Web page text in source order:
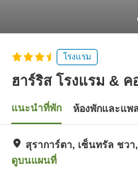
โรงแรม
ฮาร์ริส โรงแรม &
แนะนำที่พัก ห้องพักและแพ
สุราการ์ตา, เซ็นทรัล ชว
ดูบนแผนที่